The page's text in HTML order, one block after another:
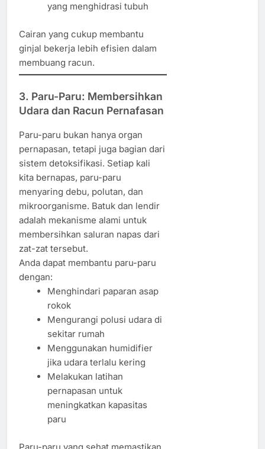
yang menghidrasi tubuh
Cairan yang cukup membantu
ginjal bekerja lebih efisien dalam
membuang racun.
3. Paru-Paru: Membersihkan
Udara dan Racun Pernafasan
Paru-paru bukan hanya organ
pernapasan, tetapi juga bagian dari
sistem detoksifikasi. Setiap kali
kita bernapas, paru-paru
menyaring debu, polutan, dan
mikroorganisme. Batuk dan lendir
adalah mekanisme alami untuk
membersihkan saluran napas dari
zat-zat tersebut.
Anda dapat membantu paru-paru
dengan:
Menghindari paparan asap
rokok
Mengurangi polusi udara di
sekitar rumah
Menggunakan humidifier
jika udara terlalu kering
Melakukan latihan
pernapasan untuk
meningkatkan kapasitas
paru